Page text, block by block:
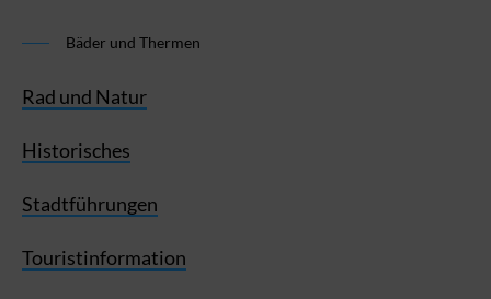
Bäder und Thermen
Rad und Natur
Historisches
Stadtführungen
Touristinformation